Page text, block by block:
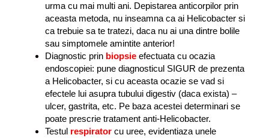
urma cu mai multi ani. Depistarea anticorpilor prin
aceasta metoda, nu inseamna ca ai Helicobacter si
ca trebuie sa te tratezi, daca nu ai una dintre bolile
sau simptomele amintite anterior!
Diagnostic prin biopsie efectuata cu ocazia
endoscopiei: pune diagnosticul SIGUR de prezenta
a Helicobacter, si cu aceasta ocazie se vad si
efectele lui asupra tubului digestiv (daca exista) –
ulcer, gastrita, etc. Pe baza acestei determinari se
poate prescrie tratament anti-Helicobacter.
Testul respirator cu uree, evidentiaza unele